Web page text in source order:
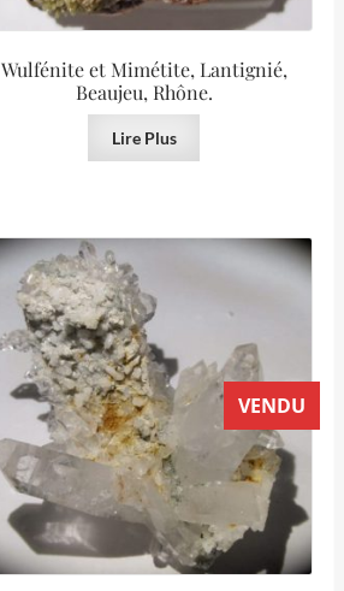
Wulfénite et Mimétite, Lantignié,
Beaujeu, Rhône.
Lire Plus
VENDU